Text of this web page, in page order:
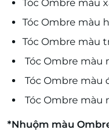
Tóc Ombre màu
Tóc Ombre màu
Tóc Ombre màu
Tóc Ombre màu
Tóc Ombre màu
Tóc Ombre màu
*Nhuộm màu